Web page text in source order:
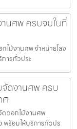
นศพ ครบจบในที่
ไม้งานศพ จำหน่ายโลง
ารทั่วประ
ดงานศพ ครบ
ศ
ดอกไม้งานศพ
พร้อมให้บริการทั่วปร